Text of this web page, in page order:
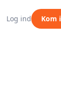
Log ind Kom